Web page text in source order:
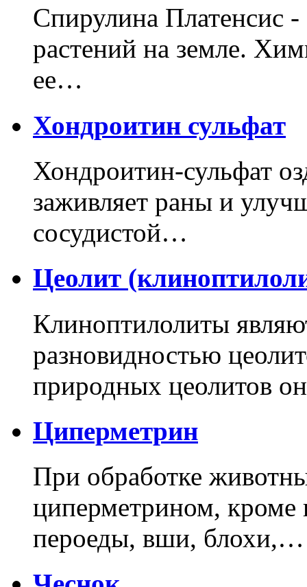
Спирулина Платенсис
растений на земле.
ее…
Хондроитин сульфат
Хондроитин-сульфат
заживляет раны и
сосудистой…
Цеолит
Клиноптилолиты
разновидностью
природных цеолитов
Циперметрин
При обработке
циперметрином,
пероеды, вши, блохи,…